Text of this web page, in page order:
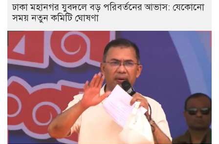
ঢাকা মহানগর যুবদলে বড় পরিবর্তনের আভাস: যেকোনো
সময় নতুন কমিটি ঘোষণা